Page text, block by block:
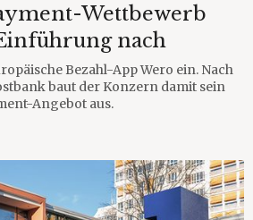
Wettbewerb
nach
Bezahl-App Wero ein. Nach
baut der Konzern damit sein
Angebot aus.